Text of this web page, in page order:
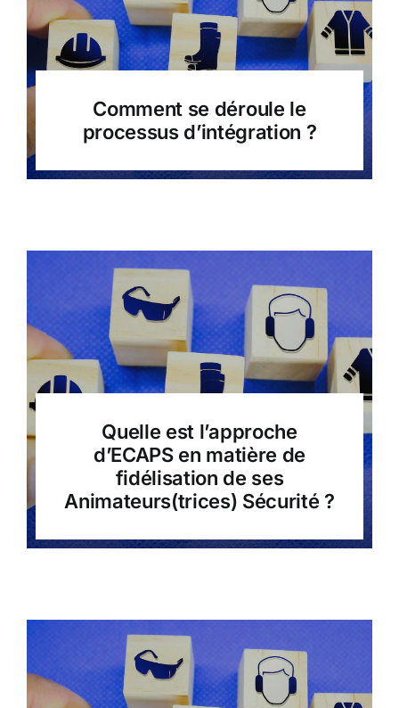
Comment se déroule le
processus d’intégration ?
Quelle est l’approche
d’ECAPS en matière de
fidélisation de ses
Animateurs(trices) Sécurité ?